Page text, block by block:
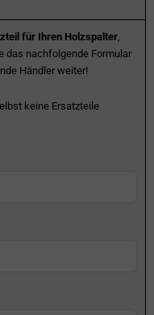
für Ihren Holzspalter,
das nachfolgende Formular
Händler weiter!
keine Ersatzteile